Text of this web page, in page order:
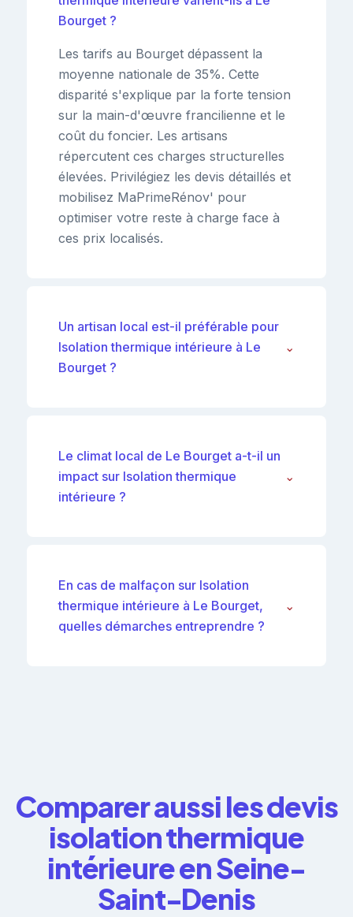
Bourget ?
Les tarifs au Bourget dépassent la
moyenne nationale de 35%. Cette
disparité s'explique par la forte tension
sur la main-d'œuvre francilienne et le
coût du foncier. Les artisans
répercutent ces charges structurelles
élevées. Privilégiez les devis détaillés et
mobilisez MaPrimeRénov' pour
optimiser votre reste à charge face à
ces prix localisés.
Un artisan local est-il préférable pour
Isolation thermique intérieure à Le
Bourget ?
⌄
Le climat local de Le Bourget a-t-il un
impact sur Isolation thermique
intérieure ?
⌄
En cas de malfaçon sur Isolation
thermique intérieure à Le Bourget,
quelles démarches entreprendre ?
⌄
Comparer aussi les devis
isolation thermique
intérieure en Seine-
Saint-Denis